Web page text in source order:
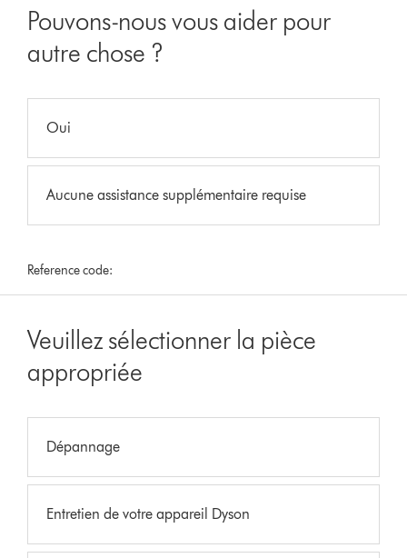
Pouvons-nous vous aider pour
autre chose ?
Oui
Aucune assistance supplémentaire requise
Reference code:
Veuillez sélectionner la pièce
appropriée
Dépannage
Entretien de votre appareil Dyson